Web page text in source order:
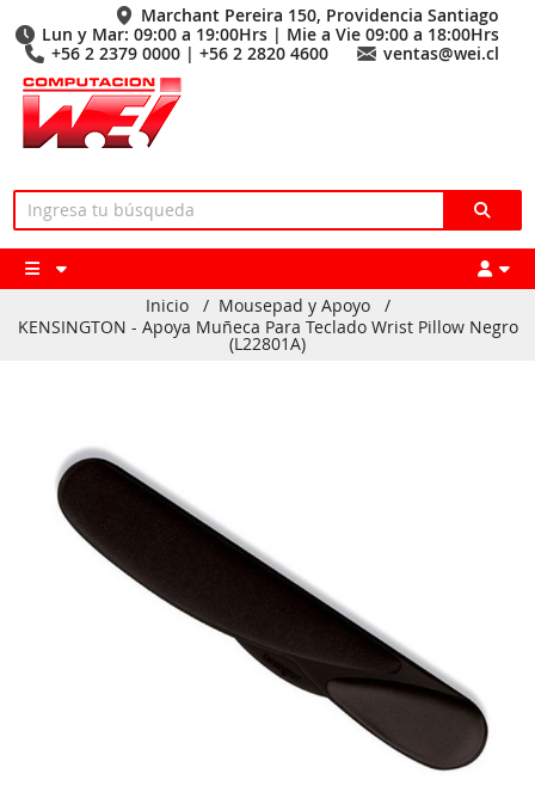
Marchant Pereira 150, Providencia Santiago
Lun y Mar: 09:00 a 19:00Hrs | Mie a Vie 09:00 a 18:00Hrs
+56 2 2379 0000 | +56 2 2820 4600
ventas@wei.cl
Inicio / Mousepad y Apoyo
/
KENSINGTON - Apoya Muñeca Para Teclado Wrist Pillow Negro
(L22801A)